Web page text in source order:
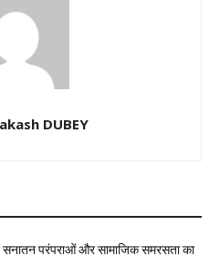
DUBEY
परंपराओं और सामाजिक समरसता का